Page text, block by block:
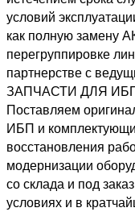
условий
как полную замену
перегруппировке
партнерстве с
ЗАПЧАСТИ ДЛЯ
Поставляем
ИБП и
восстановления
модернизации
со склада и под
условиях и в